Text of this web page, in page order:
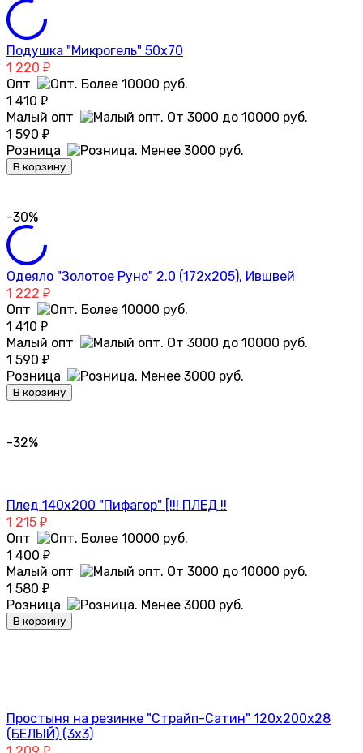
Подушка "Микрогель" 50х70
1 220 ₽
Опт
1 410 ₽
Малый опт
1 590 ₽
Розница
В корзину
-30%
Одеяло "Золотое Руно" 2.0 (172х205), Ившвей
1 222 ₽
Опт
1 410 ₽
Малый опт
1 590 ₽
Розница
В корзину
-32%
Плед 140х200 "Пифагор" [!!! ПЛЕД !!
1 215 ₽
Опт
1 400 ₽
Малый опт
1 580 ₽
Розница
В корзину
Простыня на резинке "Страйп-Сатин" 120х200х28
(БЕЛЫЙ) (3х3)
₽